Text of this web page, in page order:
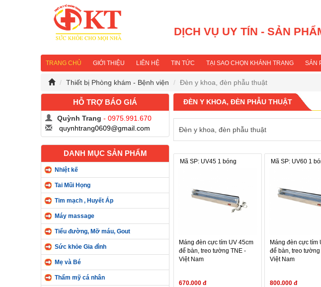
DỊCH VỤ UY TÍN - SẢN
TRANG CHỦ GIỚI THIỆU LIÊN HỆ TIN TỨC TẠI SAO CHỌN KHÁNH TRANG SẢN
Thiết bị Phòng khám - Bệnh viện Đèn y khoa, đèn phẫu thuật
HỖ TRỢ BÁO GIÁ
Quỳnh Trang - 0975.991.670
quynhtrang0609@gmail.com
DANH MỤC SẢN PHẨM
Nhiệt kế
Tai Mũi Họng
Tim mạch , Huyết Áp
Máy massage
Tiểu đường, Mỡ máu, Gout
Sức khỏe Gia đình
Mẹ và Bé
Thẩm mỹ cá nhân
ĐÈN Y KHOA, ĐÈN PHẪU THUẬT
Đèn y khoa, đèn phẫu thuật
Mã SP: UV45 1 bóng
Máng đèn cực tím UV 45cm
để bàn, treo tường TNE -
Việt Nam
670.000 đ
Mã SP: UV60 1
Máng đèn cực tím
để bàn, treo tường
Việt Nam
800.000 đ